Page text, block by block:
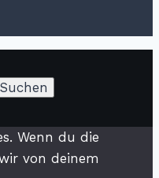
Wenn du die
von deinem